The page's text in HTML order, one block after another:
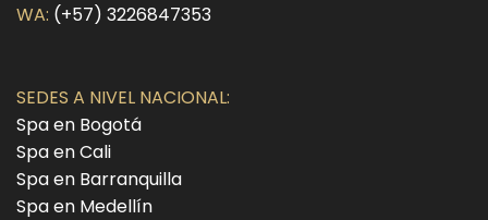
WA: (+57) 3226847353
SEDES A NIVEL NACIONAL:
Spa en Bogotá
Spa en Cali
Spa en Barranquilla
Spa en Medellín